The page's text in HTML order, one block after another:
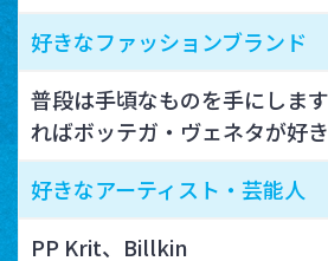
好きなファッションブランド
普段は手頃なものを手にしま
ればボッテガ・ヴェネタが好き
好きなアーティスト・芸能人
PP Krit、Billkin